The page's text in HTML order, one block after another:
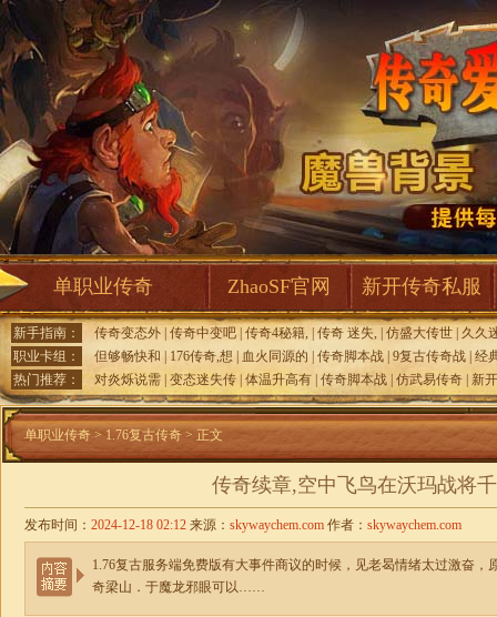
单职业传奇 ZhaoSF官网 新开传奇私服
新手指南： 传奇变态外 传奇中变吧 传奇4秘籍, 传奇 迷失, 仿盛大传世
久久
职业卡组：
但够畅快和 176传奇,想 血火同源的 传奇脚本战 9复古传奇战 经
热门推荐：
对炎烁说需 变态迷失传 体温升高有 传奇脚本战 仿武易传奇 新
单职业传奇 > 1.76复古传奇 > 正文
传奇续章,空中飞鸟在沃玛战将
发布时间： 2024-12-18 02:12 来源： skywaychem.com 作者： skywaychem.com
1.76复古服务端免费版有大事件商议的时候，见老曷情绪太过激奋，
奇梁山．于魔龙邪眼可以……